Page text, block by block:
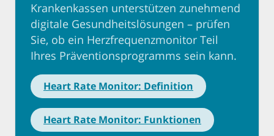
Krankenkassen unterstützen zunehmend
digitale Gesundheitslösungen – prüfen
Sie, ob ein Herzfrequenzmonitor Teil
Ihres Präventionsprogramms sein kann.
Heart Rate Monitor: Definition
Heart Rate Monitor: Funktionen